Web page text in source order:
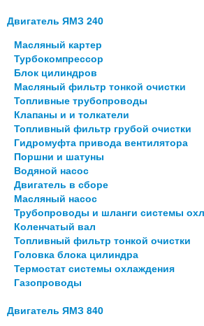
Двигатель ЯМЗ 240
Масляный картер
Турбокомпрессор
Блок цилиндров
Масляный фильтр тонкой очистки
Топливные трубопроводы
Клапаны и и толкатели
Топливный фильтр грубой очистки
Гидромуфта привода вентилятора
Поршни и шатуны
Водяной насос
Двигатель в сборе
Масляный насос
Трубопроводы и шланги системы
Коленчатый вал
Топливный фильтр тонкой очистки
Головка блока цилиндра
Термостат системы охлаждения
Газопроводы
Двигатель ЯМЗ 840